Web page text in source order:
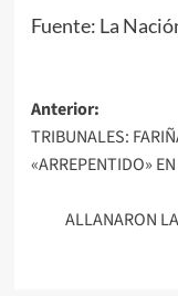
Fuente: La
de
Anterior:
TRIBUNALES:
«ARREPENTIDO»
ALLANARON